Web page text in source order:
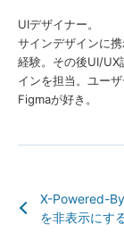
UIデザイナー。
サインデザインに
経験。その後UI/UX
インを担当。ユー
Figmaが好き。
X-Powered-
を非表示にす